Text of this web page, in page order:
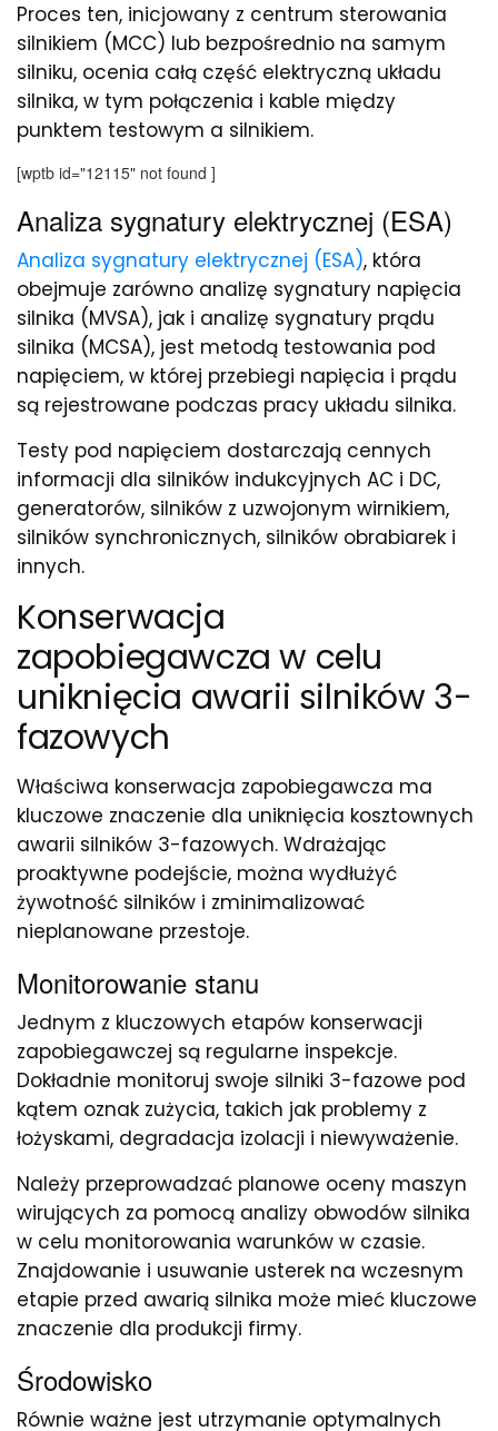
Proces ten, inicjowany z centrum sterowania
silnikiem (MCC) lub bezpośrednio na samym
silniku, ocenia całą część elektryczną układu
silnika, w tym połączenia i kable między
punktem testowym a silnikiem.
[wptb id="12115" not found ]
Analiza sygnatury elektrycznej (ESA)
Analiza sygnatury elektrycznej (ESA), która
obejmuje zarówno analizę sygnatury napięcia
silnika (MVSA), jak i analizę sygnatury prądu
silnika (MCSA), jest metodą testowania pod
napięciem, w której przebiegi napięcia i prądu
są rejestrowane podczas pracy układu silnika.
Testy pod napięciem dostarczają cennych
informacji dla silników indukcyjnych AC i DC,
generatorów, silników z uzwojonym wirnikiem,
silników synchronicznych, silników obrabiarek i
innych.
Konserwacja
zapobiegawcza w celu
uniknięcia awarii silników 3-
fazowych
Właściwa konserwacja zapobiegawcza ma
kluczowe znaczenie dla uniknięcia kosztownych
awarii silników 3-fazowych. Wdrażając
proaktywne podejście, można wydłużyć
żywotność silników i zminimalizować
nieplanowane przestoje.
Monitorowanie stanu
Jednym z kluczowych etapów konserwacji
zapobiegawczej są regularne inspekcje.
Dokładnie monitoruj swoje silniki 3-fazowe pod
kątem oznak zużycia, takich jak problemy z
łożyskami, degradacja izolacji i niewyważenie.
Należy przeprowadzać planowe oceny maszyn
wirujących za pomocą analizy obwodów silnika
w celu monitorowania warunków w czasie.
Znajdowanie i usuwanie usterek na wczesnym
etapie przed awarią silnika może mieć kluczowe
znaczenie dla produkcji firmy.
Środowisko
Równie ważne jest utrzymanie optymalnych